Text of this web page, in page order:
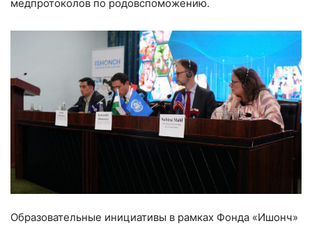
медпротоколов по родовспоможению.
Образовательные инициативы в рамках Фонда «Ишонч»